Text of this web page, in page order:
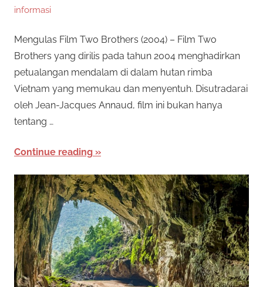
s
m
i
a
n
T
e
n
s
p
e
n
y
a
p
e
r
m
a
i
n
a
informasi
Mengulas Film Two Brothers (2004) – Film Two
Brothers yang dirilis pada tahun 2004 menghadirkan
petualangan mendalam di dalam hutan rimba
Vietnam yang memukau dan menyentuh. Disutradarai
oleh Jean-Jacques Annaud, film ini bukan hanya
tentang …
Continue reading